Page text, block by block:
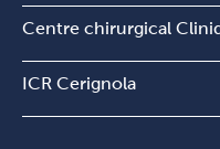
Centre chirurgical
ICR Cerignola